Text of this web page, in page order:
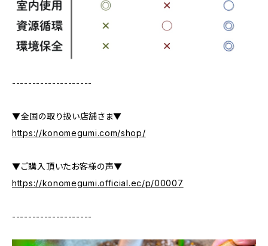
--------------------
▼全国の取り扱い店舗さま▼
https://konomegumi.com/shop/
▼ご購入頂いたお客様の声▼
https://konomegumi.official.ec/p/00007
--------------------